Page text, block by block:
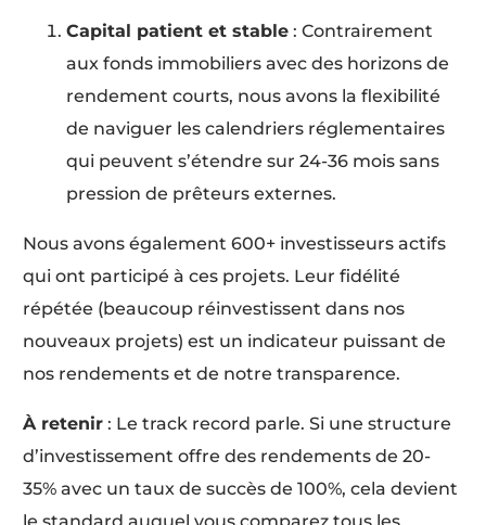
Capital patient et stable : Contrairement
aux fonds immobiliers avec des horizons de
rendement courts, nous avons la flexibilité
de naviguer les calendriers réglementaires
qui peuvent s’étendre sur 24-36 mois sans
pression de prêteurs externes.
Nous avons également 600+ investisseurs actifs
qui ont participé à ces projets. Leur fidélité
répétée (beaucoup réinvestissent dans nos
nouveaux projets) est un indicateur puissant de
nos rendements et de notre transparence.
À retenir : Le track record parle. Si une structure
d’investissement offre des rendements de 20-
35% avec un taux de succès de 100%, cela devient